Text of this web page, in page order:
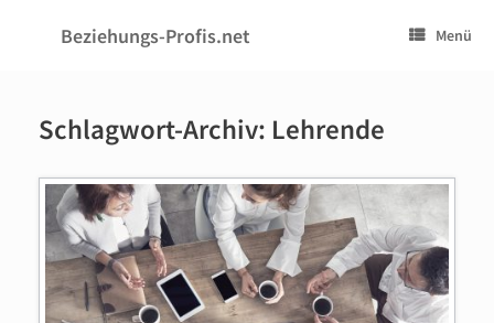
Beziehungs-Profis.net Menü
Schlagwort-Archiv: Lehrende